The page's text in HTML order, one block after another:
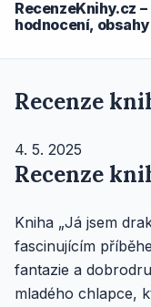
RecenzeKnihy.cz
hodnocení,
Recenze
4. 5. 2025
Recenze
Kniha „Já jsem
fascinujícím
fantazie a
mladého chlapce,